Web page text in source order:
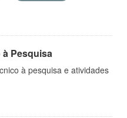
Pesquisa
à pesquisa e atividades